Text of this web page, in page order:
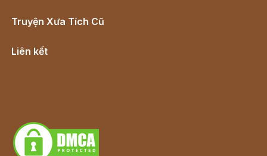
Truyện Xưa Tích Cũ
Liên kết